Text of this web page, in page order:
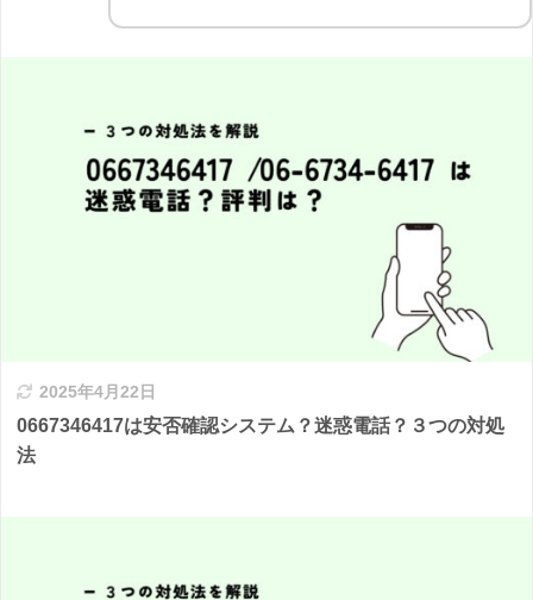
2025年4月22日
0667346417は安否確認システム？迷惑電話？３つの対処
法